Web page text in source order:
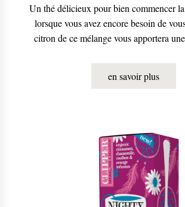
Un thé délicieux pour bien commencer
lorsque vous avez encore besoin de
citron de ce mélange vous apportera
en savoir plus